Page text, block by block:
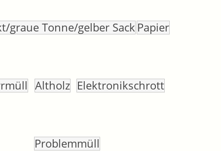
graue Tonne/gelber Sack Papier
Altholz Elektronikschrott
Problemmüll